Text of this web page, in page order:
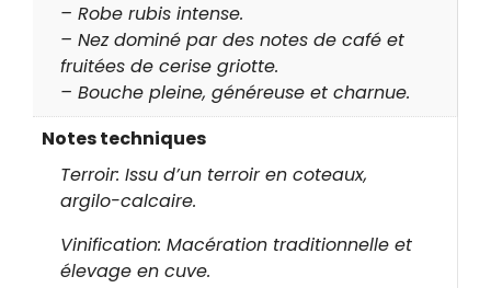
– Robe rubis intense.
– Nez dominé par des notes de café et
fruitées de cerise griotte.
– Bouche pleine, généreuse et charnue.
Notes techniques
Terroir: Issu d’un terroir en coteaux,
argilo-calcaire.
Vinification: Macération traditionnelle et
élevage en cuve.